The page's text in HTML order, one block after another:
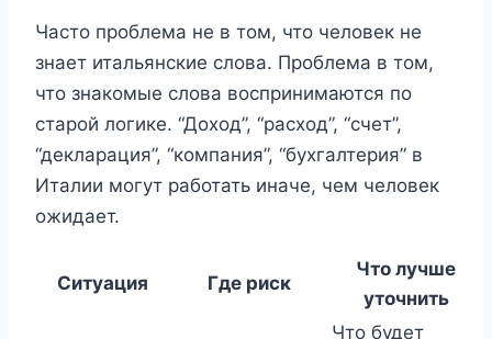
Часто проблема не в том, что человек не
знает итальянские слова. Проблема в том,
что знакомые слова воспринимаются по
старой логике. “Доход”, “расход”, “счет”,
“декларация”, “компания”, “бухгалтерия” в
Италии могут работать иначе, чем человек
ожидает.
Ситуация Где риск
Что лучше
уточнить
Что будет